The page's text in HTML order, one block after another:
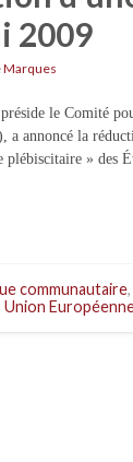
2009
Marques
le Comité
annoncé la
» des
communautaire,
Union